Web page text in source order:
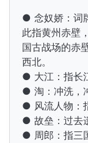
● 念奴娇：词
此指黄州赤壁
国古战场的赤
西北。
● 大江：指长
● 淘：冲洗，
● 风流人物：
● 故垒：过去
● 周郎：指三